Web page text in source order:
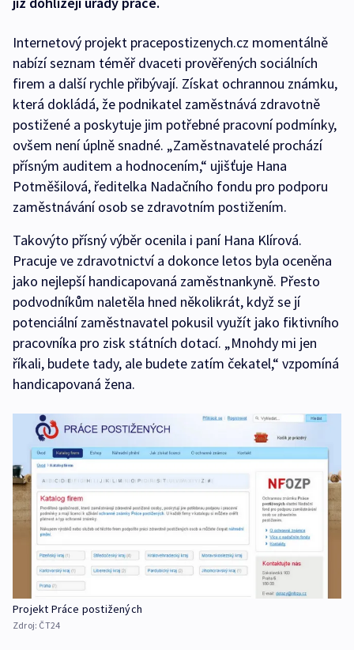
Internetový projekt pracepostizenych.cz momentálně
nabízí seznam téměř dvaceti prověřených sociálních
firem a další rychle přibývají. Získat ochrannou známku,
která dokládá, že podnikatel zaměstnává zdravotně
postižené a poskytuje jim potřebné pracovní podmínky,
ovšem není úplně snadné. „Zaměstnavatelé prochází
přísným auditem a hodnocením,“ ujišťuje Hana
Potměšilová, ředitelka Nadačního fondu pro podporu
zaměstnávání osob se zdravotním postižením.
Takovýto přísný výběr ocenila i paní Hana Klírová.
Pracuje ve zdravotnictví a dokonce letos byla oceněna
jako nejlepší handicapovaná zaměstnankyně. Přesto
podvodníkům naletěla hned několikrát, když se jí
potenciální zaměstnavatel pokusil využít jako fiktivního
pracovníka pro zisk státních dotací. „Mnohdy mi jen
říkali, budete tady, ale budete zatím čekatel,“ vzpomíná
handicapovaná žena.
Projekt Práce postižených
Zdroj: ČT24